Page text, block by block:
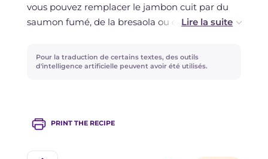
vous pouvez remplacer le jambon cuit par du
saumon fumé, de la bresaola ou du speck, ou
marinées à la place des courgettes : vos roulés
seront toujours délicieux et adaptés à tous les
Pour la traduction de certains textes, des outils
d'intelligence artificielle peuvent avoir été utilisés.
PRINT THE RECIPE